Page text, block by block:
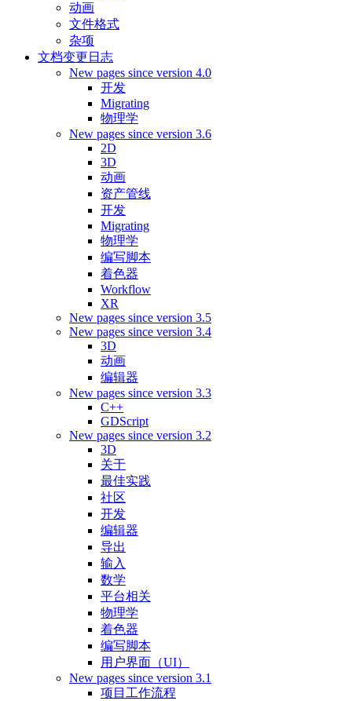
动画
文件格式
杂项
文档变更日志
New pages since version 4.0
开发
Migrating
物理学
New pages since version 3.6
2D
3D
动画
资产管线
开发
Migrating
物理学
编写脚本
着色器
Workflow
XR
New pages since version 3.5
New pages since version 3.4
3D
动画
编辑器
New pages since version 3.3
C++
GDScript
New pages since version 3.2
3D
关于
最佳实践
社区
开发
编辑器
导出
输入
数学
平台相关
物理学
着色器
编写脚本
用户界面（UI）
New pages since version 3.1
项目工作流程